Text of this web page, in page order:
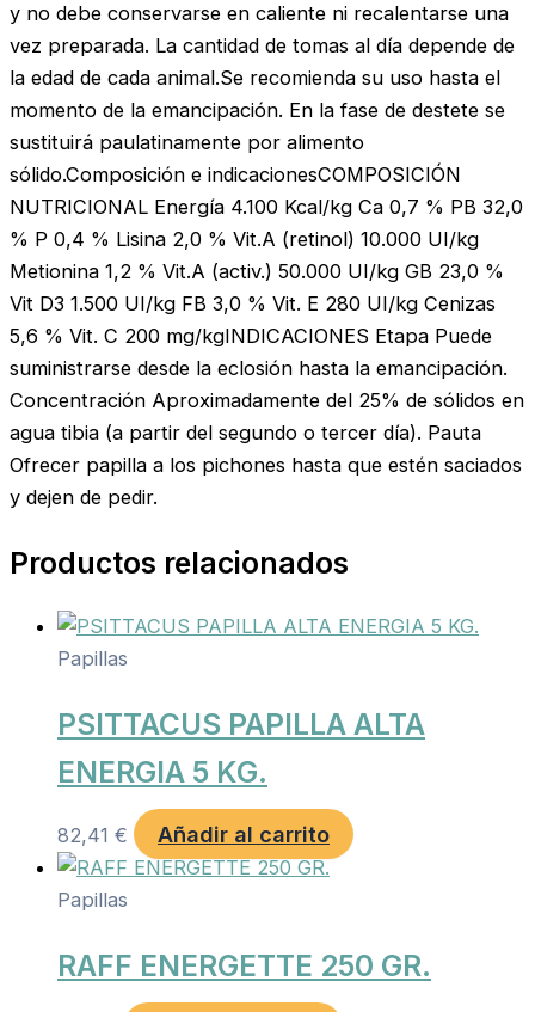
y no debe conservarse en caliente ni recalentarse una
vez preparada. La cantidad de tomas al día depende de
la edad de cada animal.Se recomienda su uso hasta el
momento de la emancipación. En la fase de destete se
sustituirá paulatinamente por alimento
sólido.Composición e indicacionesCOMPOSICIÓN
NUTRICIONAL Energía 4.100 Kcal/kg Ca 0,7 % PB 32,0
% P 0,4 % Lisina 2,0 % Vit.A (retinol) 10.000 UI/kg
Metionina 1,2 % Vit.A (activ.) 50.000 UI/kg GB 23,0 %
Vit D3 1.500 UI/kg FB 3,0 % Vit. E 280 UI/kg Cenizas
5,6 % Vit. C 200 mg/kgINDICACIONES Etapa Puede
suministrarse desde la eclosión hasta la emancipación.
Concentración Aproximadamente del 25% de sólidos en
agua tibia (a partir del segundo o tercer día). Pauta
Ofrecer papilla a los pichones hasta que estén saciados
y dejen de pedir.
Productos relacionados
Papillas
PSITTACUS PAPILLA ALTA
ENERGIA 5 KG.
82,41 € Añadir al carrito
Papillas
RAFF ENERGETTE 250 GR.